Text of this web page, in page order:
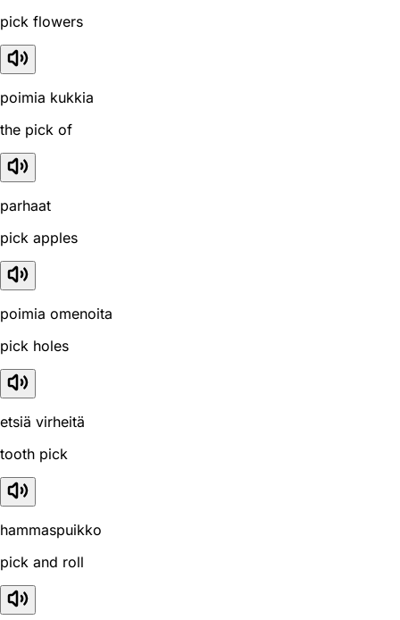
pick flowers
poimia kukkia
the pick of
parhaat
pick apples
poimia omenoita
pick holes
etsiä virheitä
tooth pick
hammaspuikko
pick and roll